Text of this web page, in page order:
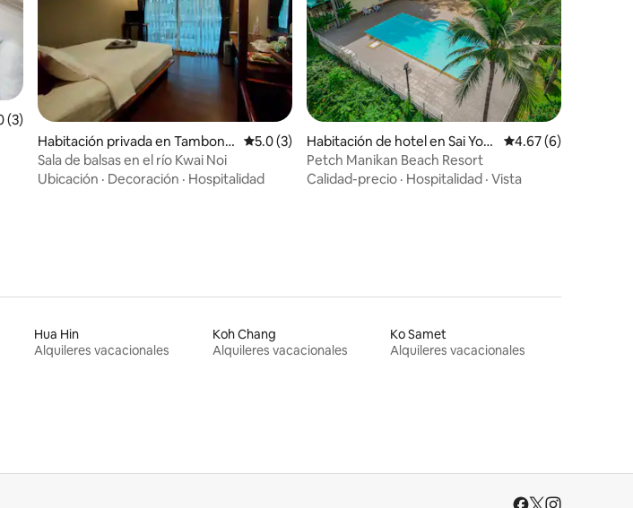
promedio: 5.0 de 5, 3 reseñas
(3)
Habitación privada en Tambon
Wang Krachae
Calificación promedio: 5.0 de 5, 3 reseñas
5.0 (3)
Sala de balsas en el río Kwai Noi
Ubicación · Decoración · Hospitalidad
Habitación de hotel en Sai Yok
District
Calificación
4.67 (6)
Petch Manikan Beach Resort
Calidad-precio · Hospitalidad · Vista
Hua Hin
Alquileres vacacionales
Koh Chang
Alquileres vacacionales
Ko Samet
Alquileres vacacionales